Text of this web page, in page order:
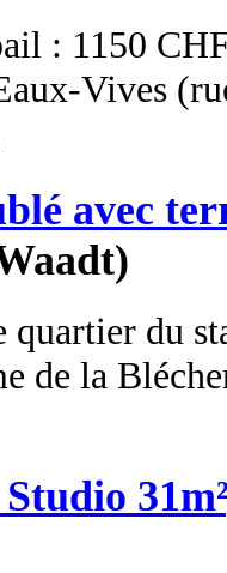
: 1150
Vives
avec
quartier du
de la